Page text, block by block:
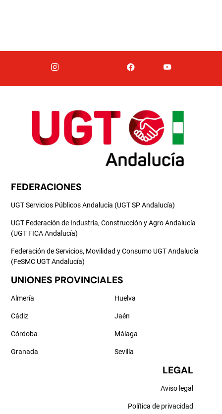
FEDERACIONES
UGT Servicios Públicos Andalucía (UGT SP Andalucía)
UGT Federación de Industria, Construcción y Agro Andalucía
(UGT FICA Andalucía)
Federación de Servicios, Movilidad y Consumo UGT Andalucía
(FeSMC UGT Andalucía)
UNIONES PROVINCIALES
Almería
Cádiz
Córdoba
Granada
Huelva
Jaén
Málaga
Sevilla
LEGAL
Aviso legal
Política de privacidad